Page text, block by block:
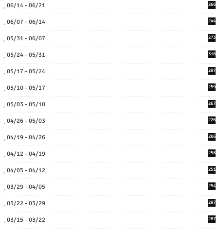
06/14 - 06/21 266
06/07 - 06/14 244
05/31 - 06/07 273
05/24 - 05/31 316
05/17 - 05/24 297
05/10 - 05/17 259
05/03 - 05/10 267
04/26 - 05/03 226
04/19 - 04/26 266
04/12 - 04/19 258
04/05 - 04/12 251
03/29 - 04/05 254
03/22 - 03/29 297
03/15 - 03/22 287